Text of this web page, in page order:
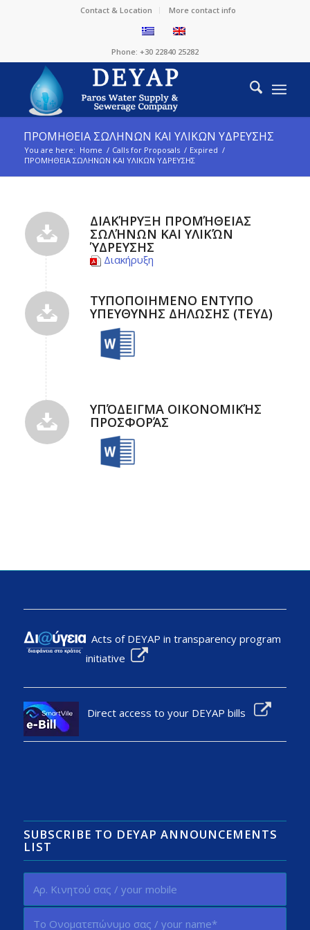
Contact & Location More contact info
Phone: +30 22840 25282
ΠΡΟΜΗΘΕΙΑ ΣΩΛΗΝΩΝ ΚΑΙ ΥΛΙΚΩΝ ΥΔΡΕΥΣΗΣ
You are here: Home / Calls for Proposals / Expired /
ΠΡΟΜΗΘΕΙΑ ΣΩΛΗΝΩΝ ΚΑΙ ΥΛΙΚΩΝ ΥΔΡΕΥΣΗΣ
ΔΙΑΚΉΡΥΞΗ ΠΡΟΜΉΘΕΙΑΣ
ΣΩΛΉΝΩΝ ΚΑΙ ΥΛΙΚΏΝ
ΎΔΡΕΥΣΗΣ
Διακήρυξη
ΤΥΠΟΠΟΙΗΜΕΝΟ ΕΝΤΥΠΟ
ΥΠΕΥΘΥΝΗΣ ΔΗΛΩΣΗΣ (TEΥΔ)
ΥΠΌΔΕΙΓΜΑ ΟΙΚΟΝΟΜΙΚΉΣ
ΠΡΟΣΦΟΡΆΣ
Acts of DEYAP in transparency program
initiative
Direct access to your DEYAP bills
SUBSCRIBE TO DEYAP ANNOUNCEMENTS
LIST